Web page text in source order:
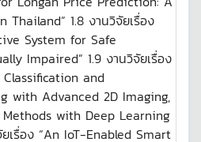
1.8 งานวิจัยเรื่อง
System for Safe
Impaired” 1.9 งานวิจัยเรื่อง
and
with Advanced 2D Imaging,
with Deep Learning
เรื่อง “An IoT-Enabled Smart